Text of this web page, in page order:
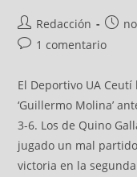
Redacción
1 comentario
El Deportivo UA
‘Guillermo Molina’
3-6. Los de Quino
jugado un mal
victoria en la